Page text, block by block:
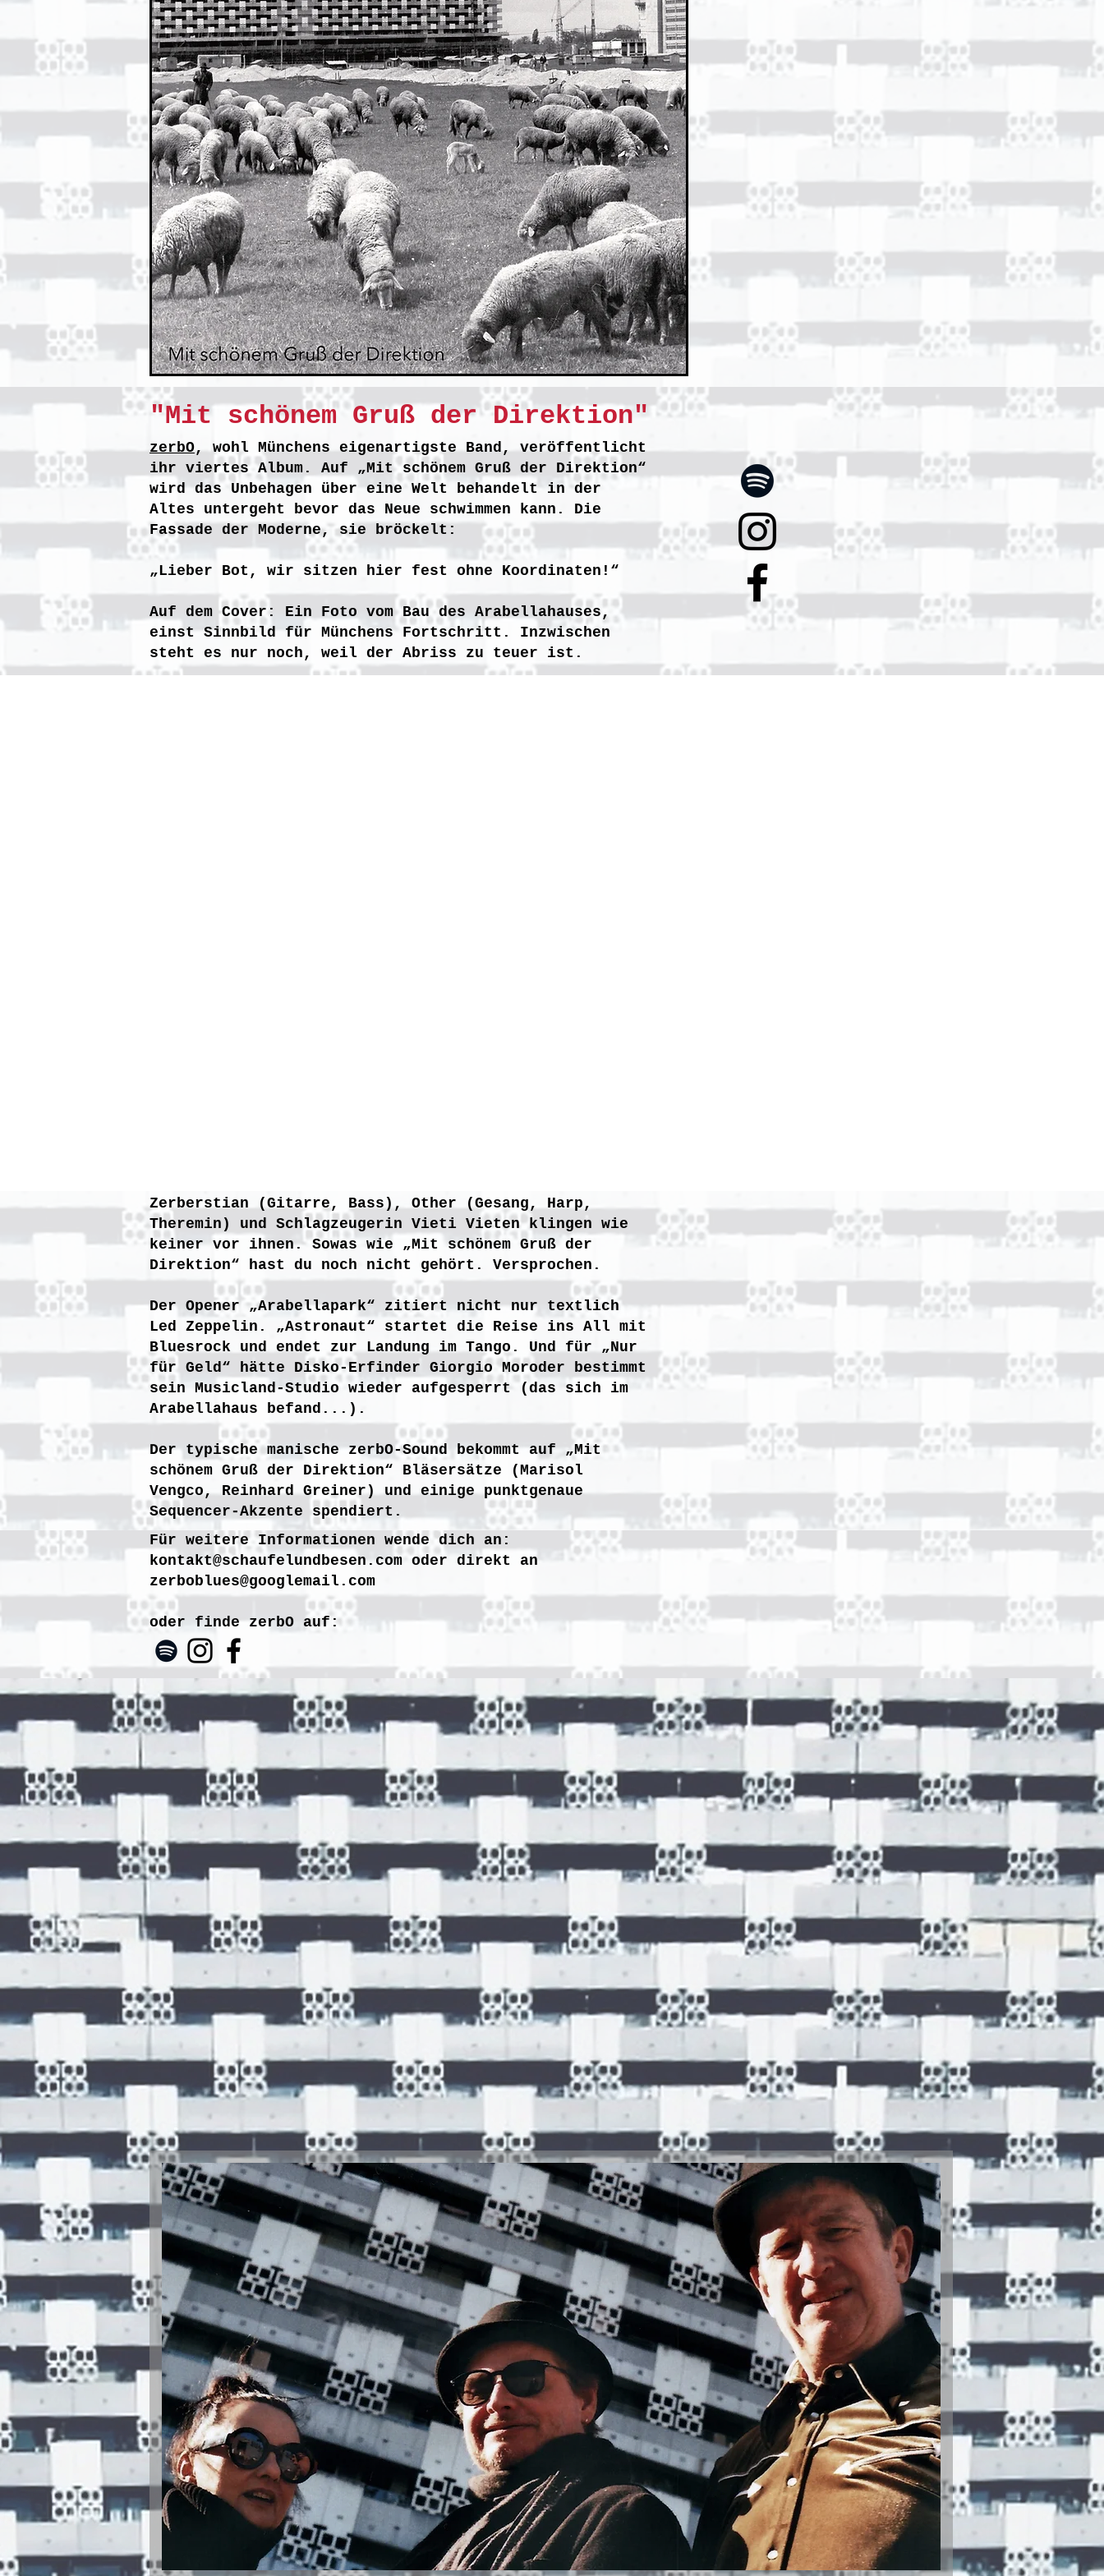
"Mit schönem Gruß der Direktion"
zerbO, wohl Münchens eigenartigste Band, veröffentlicht
ihr viertes Album. Auf „Mit schönem Gruß der Direktion“
wird das Unbehagen über eine Welt behandelt in der
Altes untergeht bevor das Neue schwimmen kann. Die
Fassade der Moderne, sie bröckelt:
„Lieber Bot, wir sitzen hier fest ohne Koordinaten!“
Auf dem Cover: Ein Foto vom Bau des Arabellahauses,
einst Sinnbild für Münchens Fortschritt. Inzwischen
steht es nur noch, weil der Abriss zu teuer ist.
Zerberstian (Gitarre, Bass), Other (Gesang, Harp,
Theremin) und Schlagzeugerin Vieti Vieten klingen wie
keiner vor ihnen. Sowas wie „Mit schönem Gruß der
Direktion“ hast du noch nicht gehört. Versprochen.
Der Opener „Arabellapark“ zitiert nicht nur textlich
Led Zeppelin. „Astronaut“ startet die Reise ins All mit
Bluesrock und endet zur Landung im Tango. Und für „Nur
für Geld“ hätte Disko-Erfinder Giorgio Moroder bestimmt
sein Musicland-Studio wieder aufgesperrt (das sich im
Arabellahaus befand...).​
Der typische manische zerbO-Sound bekommt auf „Mit
schönem Gruß der Direktion“ Bläsersätze (Marisol
Vengco, Reinhard Greiner) und einige punktgenaue
Sequencer-Akzente spendiert.
Für weitere Informationen wende dich an:
kontakt@schaufelundbesen.com oder direkt an
zerboblues@googlemail.com
oder finde zerbO auf: